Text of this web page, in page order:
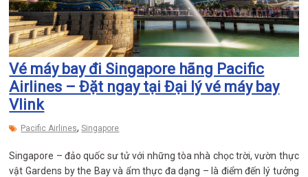
Vé máy bay đi Singapore hãng Pacific
Airlines – Đặt ngay tại Đại lý vé máy bay
Vlink
Pacific Airlines,Singapore
Singapore – đảo quốc sư tử với những tòa nhà chọc trời, vườn thực
vật Gardens by the Bay và ẩm thực đa dạng – là điểm đến lý tưởng